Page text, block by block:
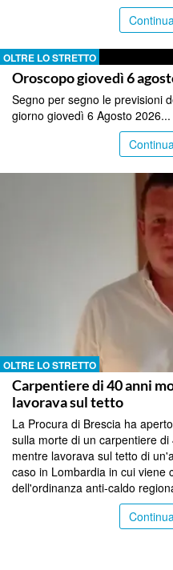
OLTRE LO STRETTO
Oroscopo giovedì 6
Segno per segno le previsioni
giorno giovedì 6 Agosto 2026...
OLTRE LO STRETTO
Carpentiere di 40 anni
lavorava sul tetto
La Procura di Brescia ha
sulla morte di un carpentiere
mentre lavorava sul tetto di
caso in Lombardia in cui viene
dell'ordinanza anti-caldo